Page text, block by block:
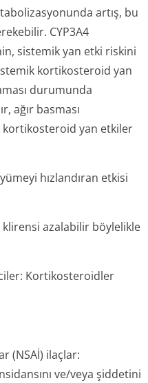
artış, bu
CYP3A4
sistemik yan etki riskini
kortikosteroid yan
durumunda
ağır basması
yan etkiler
hızlandıran etkisi
azalabilir böylelikle
Kortikosteroidler
(NSAİ) ilaçlar:
ve/veya şiddetini